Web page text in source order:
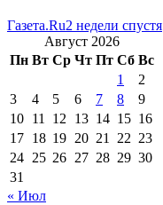
Газета.Ru2 недели спустя
Август 2026
Пн Вт Ср Чт Пт Сб Вс
1
2
3
4 5 6 7 8
9
10 11 12 13 14 15 16
17 18 19 20 21 22 23
24 25 26 27 28 29 30
31
« Июл